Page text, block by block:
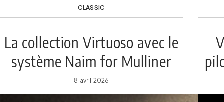
CLASSIC
La collection Virtuoso avec le
système Naim for Mulliner
8 avril 2026